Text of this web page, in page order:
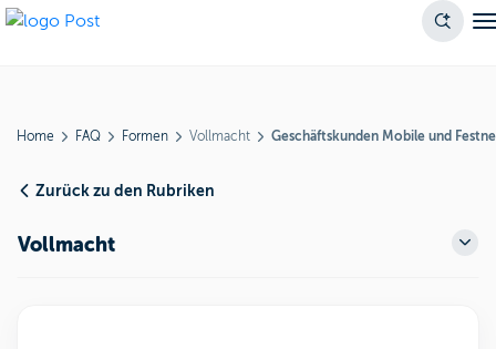
Home FAQ Formen Vollmacht Geschäftskunden Mobile und
Zurück zu den Rubriken
Vollmacht